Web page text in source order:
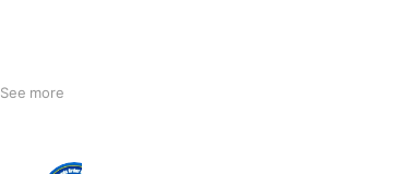
See more